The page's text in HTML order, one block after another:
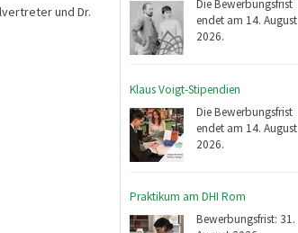
Die Bewerbungsfrist
endet am 14. August
2026.
Klaus Voigt-Stipendien
Die Bewerbungsfrist
endet am 14. August
2026.
Praktikum am DHI Rom
Bewerbungsfrist: 31.
und Dr.